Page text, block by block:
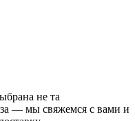
не та
— мы свяжемся с вами и